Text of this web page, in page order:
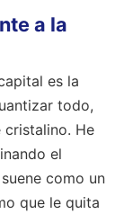
a la
es la
todo,
cristalino. He
el
como un
que le quita